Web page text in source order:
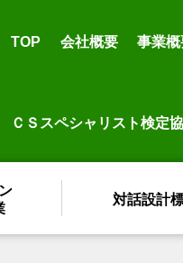
TOP 会社概要 事業概
ＣＳスペシャリスト検定
対話設計